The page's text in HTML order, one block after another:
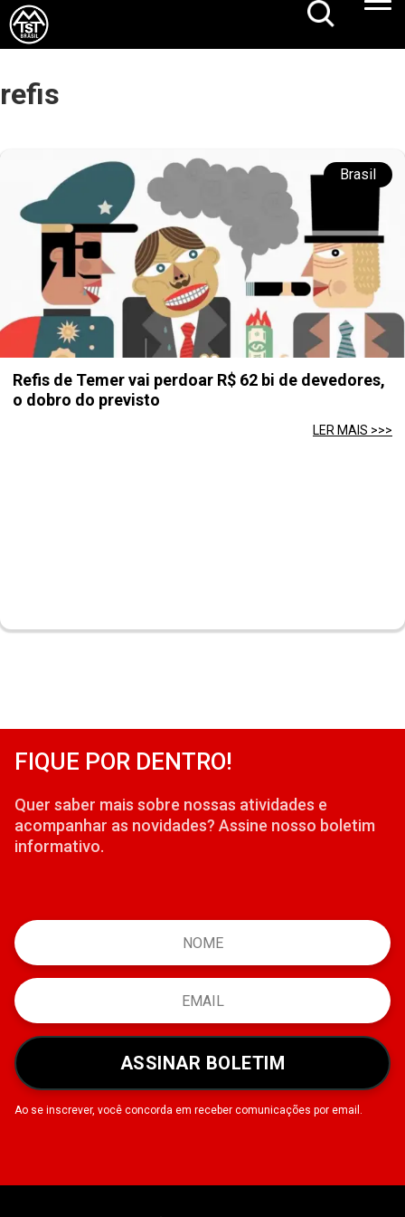
refis
Brasil
Refis de Temer vai perdoar R$ 62 bi de devedores,
o dobro do previsto
LER MAIS >>>
FIQUE POR DENTRO!
Quer saber mais sobre nossas atividades e
acompanhar as novidades? Assine nosso boletim
informativo.
ASSINAR BOLETIM
Ao se inscrever, você concorda em receber comunicações por email.